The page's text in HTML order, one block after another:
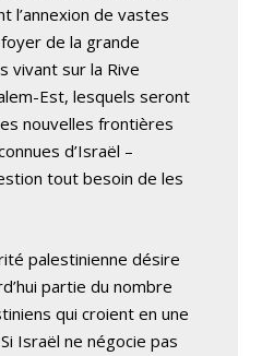
de vastes
de la grande
vivant sur la Rive
Est, lesquels seront
nouvelles frontières
d’Israël –
tout besoin de les
palestinienne désire
partie du nombre
qui croient en une
Israël ne négocie pas